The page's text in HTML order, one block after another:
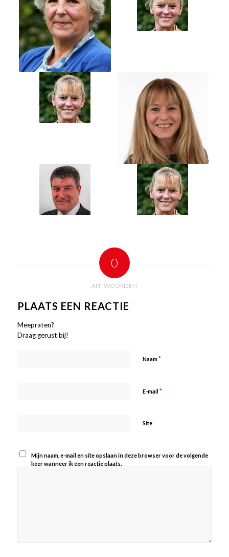
0
ANTWOORDEN
PLAATS EEN REACTIE
Meepraten?
Draag gerust bij!
Naam*
E-mail*
Site
Mijn naam, e-mail en site opslaan in deze browser voor de volgende
keer wanneer ik een reactie plaats.